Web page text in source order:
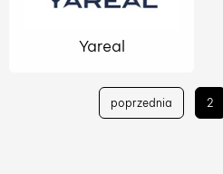
Yareal
poprzednia 2